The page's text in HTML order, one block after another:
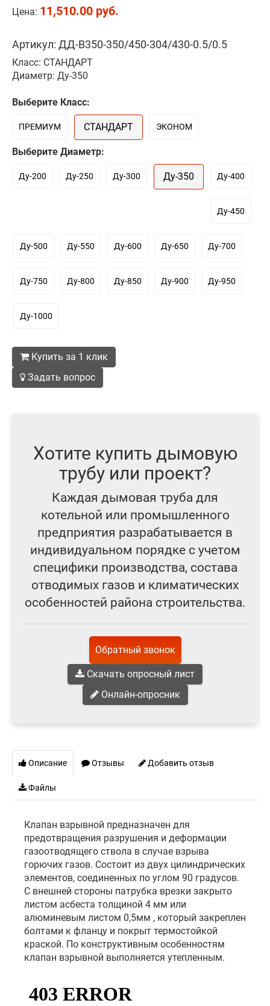
Цена: 11,510.00 руб.
Артикул: ДД-В350-350/450-304/430-0.5/0.5
Класс: СТАНДАРТ
Диаметр: Ду-350
Выберите Класс:
ПРЕМИУМ СТАНДАРТ ЭКОНОМ
Выберите Диаметр:
Ду-200 Ду-250 Ду-300 Ду-350 Ду-400
Ду-450
Ду-500 Ду-550 Ду-600 Ду-650 Ду-700
Ду-750 Ду-800 Ду-850 Ду-900 Ду-950
Ду-1000
Купить за 1 клик
Задать вопрос
Хотите купить дымовую
трубу или проект?
Каждая дымовая труба для
котельной или промышленного
предприятия разрабатывается в
индивидуальном порядке с учетом
специфики производства, состава
отводимых газов и климатических
особенностей района строительства.
Обратный звонок
Скачать опросный лист
Онлайн-опросник
Описание Отзывы Добавить отзыв
Файлы
Клапан взрывной предназначен для
предотвращения разрушения и деформации
газоотводящего ствола в случае взрыва
горючих газов. Состоит из двух цилиндрических
элементов, соединенных по углом 90 градусов.
C внешней стороны патрубка врезки закрыто
листом асбеста толщиной 4 мм или
алюминевым листом 0,5мм , который закреплен
болтами к фланцу и покрыт термостойкой
краской. По конструктивным особенностям
клапан взрывной выполняется утепленным.